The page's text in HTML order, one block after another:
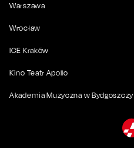
Warszawa
Wrocław
ICE Kraków
Kino Teatr Apollo
Akademia Muzyczna w Bydgoszczy